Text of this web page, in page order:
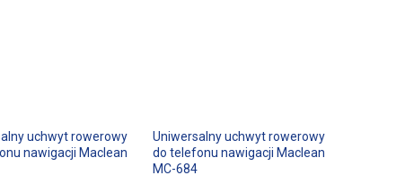
uchwyt rowerowy
nawigacji Maclean
Uniwersalny uchwyt rowerowy
do telefonu nawigacji Maclean
MC-684